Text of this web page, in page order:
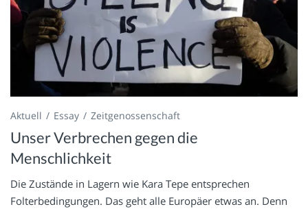
Aktuell Essay Zeitgenossenschaft
Unser Verbrechen gegen die
Menschlichkeit
Die Zustände in Lagern wie Kara Tepe entsprechen
Folterbedingungen. Das geht alle Europäer etwas an. Denn